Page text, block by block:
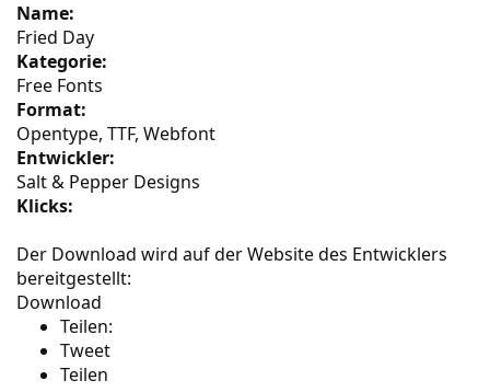
Name:
Fried Day
Kategorie:
Free Fonts
Format:
Opentype, TTF, Webfont
Entwickler:
Salt & Pepper Designs
Klicks:
Der Download wird auf der Website des Entwicklers
bereitgestellt:
Download
Teilen:
Tweet
Teilen